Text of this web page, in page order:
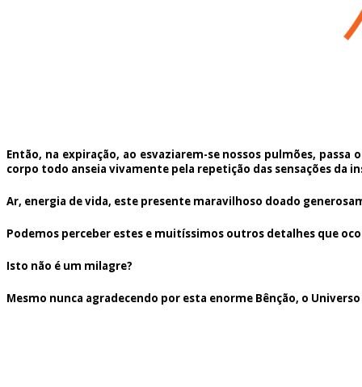
Então, na expiração, ao esvaziarem-se nossos pulmões,
corpo todo anseia vivamente pela repetição das sensações da
Ar, energia de vida, este presente maravilhoso doado
Podemos perceber estes e muitíssimos outros detalhes que
Isto não é um milagre?
Mesmo nunca agradecendo por esta enorme Bênção, o